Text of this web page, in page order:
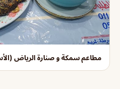
مطاعم سمكة و صنارة الرياض